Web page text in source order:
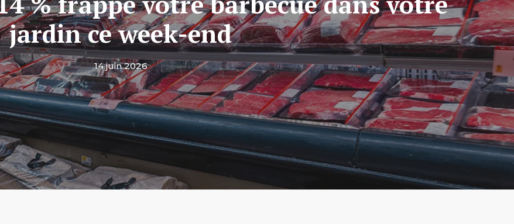
jardin ce week-end
14 juin 2026